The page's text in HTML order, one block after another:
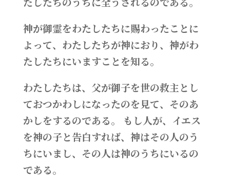
神が御霊をわたしたちに賜わったことに
よって、わたしたちが神におり、神がわ
たしたちにいますことを知る。
わたしたちは、父が御子を世の救主とし
ておつかわしになったのを見て、そのあ
かしをするのである。 もし人が、イエス
を神の子と告白すれば、神はその人のう
ちにいまし、その人は神のうちにいるの
である。